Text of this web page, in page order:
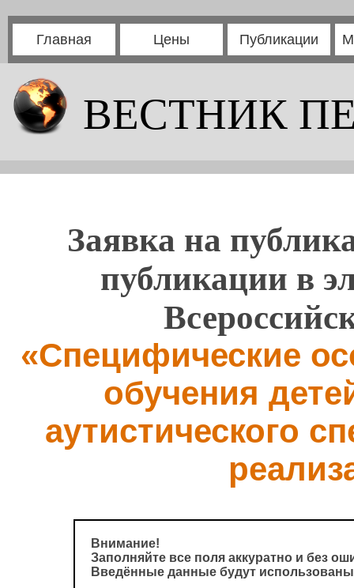
Главная Цены Публикации
ВЕСТНИК
Заявка на
публикации в
«Специфические
обучения
аутистического
Внимание!
Заполняйте все поля аккуратно и без
Введённые данные будут